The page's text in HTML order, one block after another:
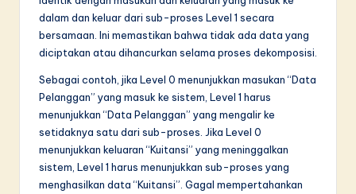
dalam dan keluar dari sub-proses Level 1 secara
bersamaan. Ini memastikan bahwa tidak ada data yang
diciptakan atau dihancurkan selama proses dekomposisi.
Sebagai contoh, jika Level 0 menunjukkan masukan “Data
Pelanggan” yang masuk ke sistem, Level 1 harus
menunjukkan “Data Pelanggan” yang mengalir ke
setidaknya satu dari sub-proses. Jika Level 0
menunjukkan keluaran “Kuitansi” yang meninggalkan
sistem, Level 1 harus menunjukkan sub-proses yang
menghasilkan data “Kuitansi”. Gagal mempertahankan